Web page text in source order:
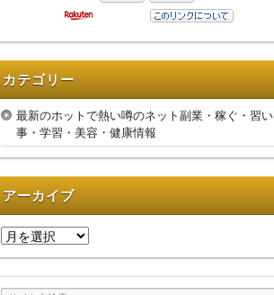
カテゴリー
最新のホットで熱い噂のネット副業・稼ぐ・習い
事・学習・美容・健康情報
アーカイブ
ア
イ